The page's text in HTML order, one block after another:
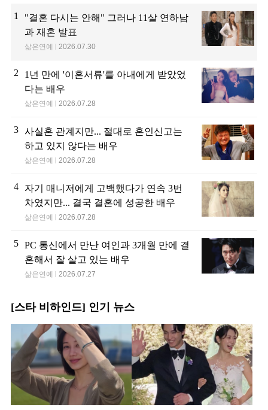
1
"결혼 다시는 안해" 그러나 11살 연하남
과 재혼 발표
삶은연예 2026.07.30
2
1년 만에 '이혼서류'를 아내에게 받았었
다는 배우
삶은연예 2026.07.28
3 사실혼 관계지만... 절대로 혼인신고는
하고 있지 않다는 배우
삶은연예 2026.07.28
4
자기 매니저에게 고백했다가 연속 3번
차였지만... 결국 결혼에 성공한 배우
삶은연예 2026.07.28
5 PC 통신에서 만난 여인과 3개월 만에 결
혼해서 잘 살고 있는 배우
삶은연예 2026.07.27
[스타 비하인드] 인기 뉴스